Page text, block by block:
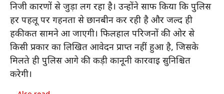
निजी कारणों से जुड़ा लग रहा है। उन्होंने साफ किया कि पुलिस
हर पहलू पर गहनता से छानबीन कर रही है और जल्द ही
हकीकत सामने आ जाएगी। फिलहाल परिजनों की ओर से
किसी प्रकार का लिखित आवेदन प्राप्त नहीं हुआ है, जिसके
मिलते ही पुलिस आगे की कड़ी कानूनी कार्रवाई सुनिश्चित
करेगी।